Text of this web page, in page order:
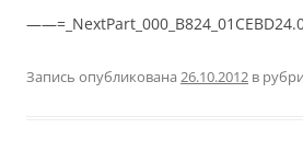
Запись опубликована 26.10.2012 в